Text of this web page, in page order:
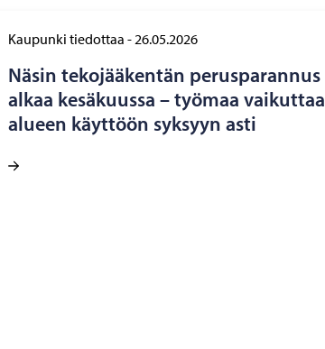
Kaupunki tiedottaa -26.05.2026
Näsin te­ko­jää­ken­tän pe­rus­pa­ran­nus
alkaa ke­sä­kuus­sa – työ­maa vai­kut­taa
alu­een käyt­töön syk­syyn asti